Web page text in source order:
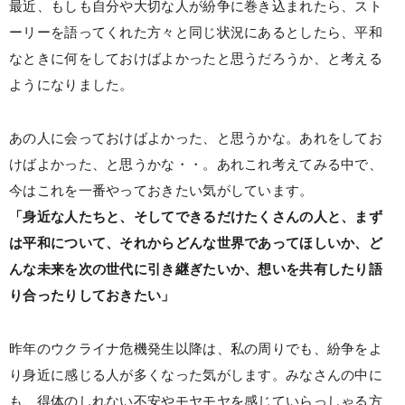
最近、もしも自分や大切な人が紛争に巻き込まれたら、スト
ーリーを語ってくれた方々と同じ状況にあるとしたら、平和
なときに何をしておけばよかったと思うだろうか、と考える
ようになりました。
あの人に会っておけばよかった、と思うかな。あれをしてお
けばよかった、と思うかな・・。あれこれ考えてみる中で、
今はこれを一番やっておきたい気がしています。
「身近な人たちと、そしてできるだけたくさんの人と、まず
は平和について、それからどんな世界であってほしいか、ど
んな未来を次の世代に引き継ぎたいか、想いを共有したり語
り合ったりしておきたい」
昨年のウクライナ危機発生以降は、私の周りでも、紛争をよ
り身近に感じる人が多くなった気がします。みなさんの中に
も、得体のしれない不安やモヤモヤを感じていらっしゃる方